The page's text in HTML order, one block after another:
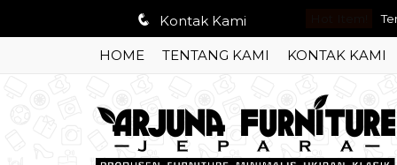
q Kontak Kami
HOME TENTANG KAMI KONTAK KAMI